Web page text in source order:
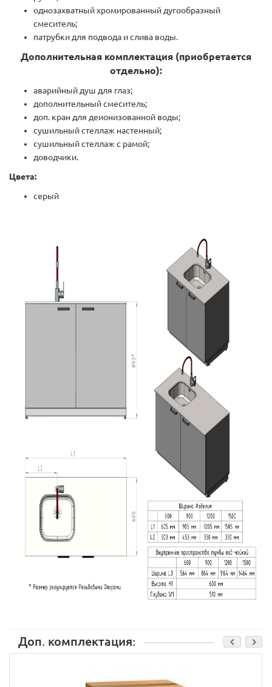
однозахватный хромированный дугообразный
смеситель;
патрубки для подвода и слива воды.
Дополнительная комплектация (приобретается
отдельно):
аварийный душ для глаз;
дополнительный смеситель;
доп. кран для деионизованной воды;
сушильный стеллаж настенный;
сушильный стеллаж с рамой;
доводчики.
Цвета:
серый
Доп. комплектация: